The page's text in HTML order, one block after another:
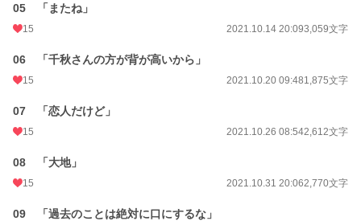
05 「またね」
15 2021.10.14 20:093,059文字
06 「千秋さんの方が背が高いから」
15 2021.10.20 09:481,875文字
07 「恋人だけど」
15 2021.10.26 08:542,612文字
08 「大地」
15 2021.10.31 20:062,770文字
09 「過去のことは絶対に口にするな」